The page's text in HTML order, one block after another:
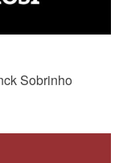
Sobrinho